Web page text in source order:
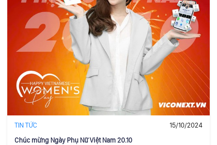
TIN TỨC
15/10/2024
Chúc mừng Ngày Phụ Nữ Việt Nam 20.10